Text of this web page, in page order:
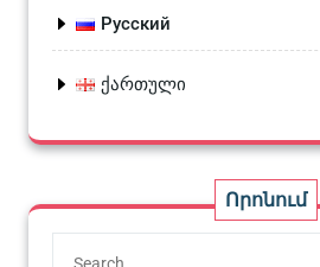
Русский
ქართული
Որոնում